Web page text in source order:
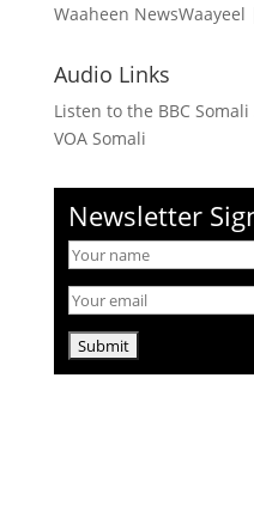
Waaheen NewsWaayeel
Audio Links
Listen to the BBC
VOA Somali
Newsletter